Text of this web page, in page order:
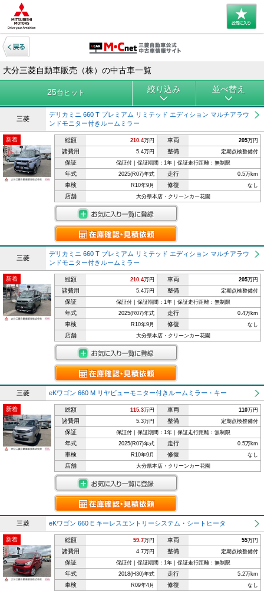
大分三菱自動車販売（株）の中古車一覧
25台ヒット 絞り込み 並べ替え
三菱
デリカミニ 660 T プレミアム リミテッド エディション マルチアラウ
ンドモニター付きルームミラー
新着 総額 210.4万円 車両 205万円
諸費用 5.4万円 整備 定期点検整備付
保証 保証付｜保証期間：1年｜保証走行距離：無制限
年式 2025(R07)年式 走行 0.5万km
車検 R10年9月 修復 なし
店舗 大分県本店・クリーンカー花園
三菱
デリカミニ 660 T プレミアム リミテッド エディション マルチアラウ
ンドモニター付きルームミラー
新着 総額 210.4万円 車両 205万円
諸費用 5.4万円 整備 定期点検整備付
保証 保証付｜保証期間：1年｜保証走行距離：無制限
年式 2025(R07)年式 走行 0.4万km
車検 R10年9月 修復 なし
店舗 大分県本店・クリーンカー花園
三菱 eKワゴン 660 M リヤビューモニター付きルームミラー・キー
新着 総額 115.3万円 車両 110万円
諸費用 5.3万円 整備 定期点検整備付
保証 保証付｜保証期間：1年｜保証走行距離：無制限
年式 2025(R07)年式 走行 0.5万km
車検 R10年9月 修復 なし
店舗 大分県本店・クリーンカー花園
三菱 eKワゴン 660 E キーレスエントリーシステム・シートヒータ
新着 総額 59.7万円 車両 55万円
諸費用 4.7万円 整備 定期点検整備付
保証 保証付｜保証期間：1年｜保証走行距離：無制限
年式 2018(H30)年式 走行 5.2万km
車検 R09年4月 修復 なし